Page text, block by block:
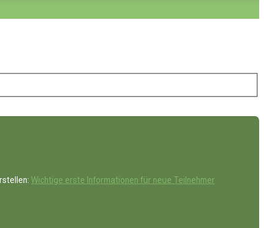
Wichtige erste Informationen für neue Teilnehmer